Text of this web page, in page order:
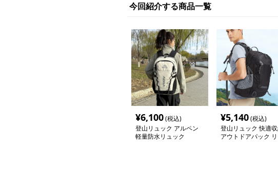
今回紹介する商品一覧
¥6,100(税込)
登山リュック アルペン
軽量防水リュック
¥5,140(税込)
登山リュック 快適
アウトドアパック